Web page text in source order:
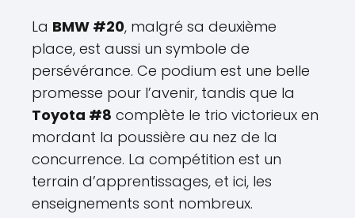
La BMW #20, malgré sa deuxième
place, est aussi un symbole de
persévérance. Ce podium est une belle
promesse pour l’avenir, tandis que la
Toyota #8 complète le trio victorieux en
mordant la poussière au nez de la
concurrence. La compétition est un
terrain d’apprentissages, et ici, les
enseignements sont nombreux.